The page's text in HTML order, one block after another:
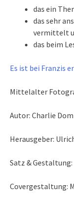
das ein
das sehr
vermittelt
das beim
Es ist bei Franzis
Mittelalter
Autor: Charlie
Herausgeber:
Satz &
Covergestaltung: